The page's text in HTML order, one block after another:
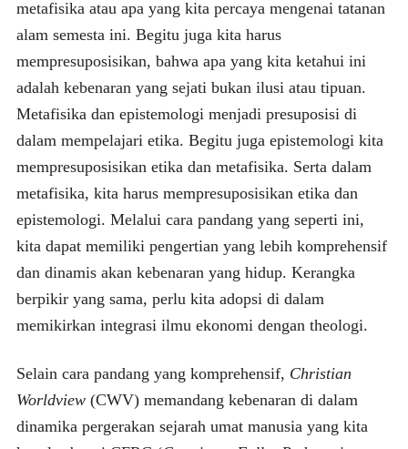
metafisika atau apa yang kita percaya mengenai tatanan
alam semesta ini. Begitu juga kita harus
mempresuposisikan, bahwa apa yang kita ketahui ini
adalah kebenaran yang sejati bukan ilusi atau tipuan.
Metafisika dan epistemologi menjadi presuposisi di
dalam mempelajari etika. Begitu juga epistemologi kita
mempresuposisikan etika dan metafisika. Serta dalam
metafisika, kita harus mempresuposisikan etika dan
epistemologi. Melalui cara pandang yang seperti ini,
kita dapat memiliki pengertian yang lebih komprehensif
dan dinamis akan kebenaran yang hidup. Kerangka
berpikir yang sama, perlu kita adopsi di dalam
memikirkan integrasi ilmu ekonomi dengan theologi.
Selain cara pandang yang komprehensif, Christian
Worldview(CWV) memandang kebenaran di dalam
dinamika pergerakan sejarah umat manusia yang kita